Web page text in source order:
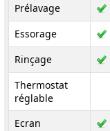
Prélavage
Essorage
Rinçage
Thermostat
réglable
Ecran